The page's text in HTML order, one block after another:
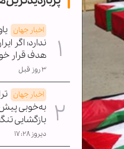
اخبار جهان
ندارد؛ اگر
هدف قرار
۳ روز قبل
اخبار جهان
به‌خوبی پیش
بازگشایی
دیروز ۱۷:۲۸